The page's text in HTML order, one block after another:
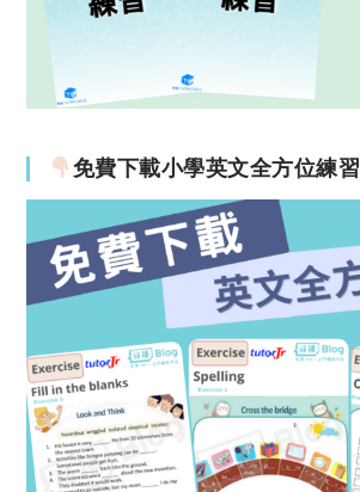
免費下載小學英文全方位練習